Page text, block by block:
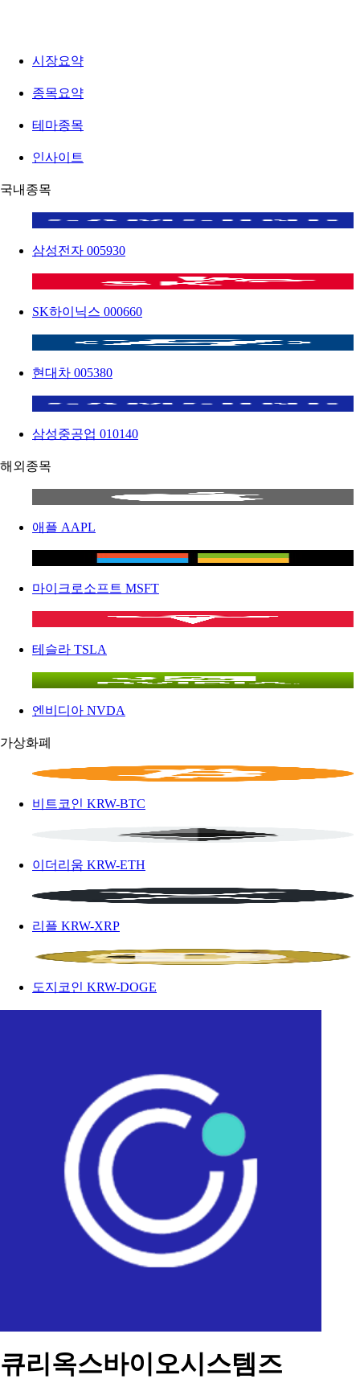
시장요약
종목요약
테마종목
인사이트
국내종목
삼성전자 005930
SK하이닉스 000660
현대차 005380
삼성중공업 010140
해외종목
애플 AAPL
마이크로소프트 MSFT
테슬라 TSLA
엔비디아 NVDA
가상화폐
비트코인 KRW-BTC
이더리움 KRW-ETH
리플 KRW-XRP
도지코인 KRW-DOGE
큐리옥스바이오시스템즈